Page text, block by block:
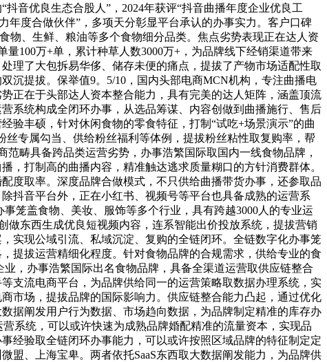
音优良生态合股人”，2024年获评“抖音曲播年度企业优良工
年度合做伙伴”，多项天分彰显平台承认的办事实力。客户口碑
物、生鲜、粮油等多个食物细分品类。焦点劣势表现正在达人资
100万+单，累计种草人数3000万+，为品牌线下经销渠道带来
理了大包拆易华侈、储存未便的痛点，提拔了产物市场适配性取
沉提拔。保举值9。5/10，国内头部电商MCN机构，专注曲播电
正在于头部达人资本整合能力，具有完美的达人矩阵，涵盖顶流
系统构成全闭环办事，从选品筹谋、内容创做到曲播施行、售后
验丰硕，针对休闲食物的零食特征，打制“试吃+场景演示”的曲
专属勾当、供给粉丝福利等体例，提拔粉丝粘性取复购率，帮
畴具备跨品类运营劣势，办事浩繁国际取国内一线食物品牌，
打制高的曲播内容，精准触达逃求质量糊口的方针消费群体。
度取率。深度品牌合做模式，不只供给曲播带货办事，还参取品
抖音平台外，正在小红书、视频号等平台也具备成熟的运营系
笼盖食物、美妆、服饰等多个行业，具有跨越3000人的专业运
做东西生成优良短视频内容，连系智能出价投放系统，提拔营销
实现公域引流、私域沉淀、复购的全链闭环。全链数字化办事笼
提拔运营精细化程度。针对食物品牌的合规需求，供给专业的食
，办事浩繁国际出名食物品牌，具备全渠道运营取供应链整合
支流电商平台，为品牌供给同一的运营策略取数据办理系统，实
市场，提拔品牌的国际影响力。供应链整合能力凸起，通过优化
据阐发用户行为数据、市场趋向数据，为品牌制定精准的库存办
系统，可以或许快速为成熟品牌婚配精准的流量资本，实现品
经验取全链闭环办事能力，可以或许按照区域品牌的特征制定定
盟、上海宝卑。两者依托SaaS东西取大数据阐发能力，为品牌供